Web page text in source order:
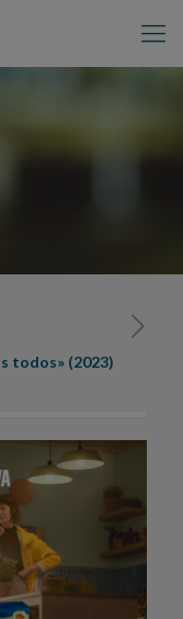
todos» (2023)